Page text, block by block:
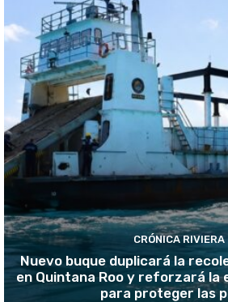
CRÓNICA RIVIERA
Nuevo buque duplicará la
en Quintana Roo y reforzará
para proteger las